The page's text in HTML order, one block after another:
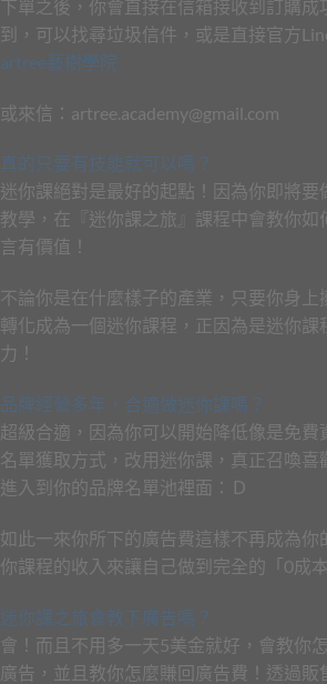
下單之後，你會直接在信箱接收到訂購成
到，可以找尋垃圾信件，或是直接官方
artree藝樹學院
或來信：artree.academy@gmail.com
真的只要有技能就可以嗎？
迷你課絕對是最好的起點！因為你即將要
教學，在『迷你課之旅』課程中會教你如
言有價值！
不論你是在什麼樣子的產業，只要你身上
轉化成為一個迷你課程，正因為是迷你課
力！
品牌經營多年，合適做迷你課嗎？
超級合適，因為你可以開始降低像是免費
名單獲取方式，改用迷你課，真正召喚喜
進入到你的品牌名單池裡面：Ｄ
如此一來你所下的廣告費這樣不再成為你
你課程的收入來讓自己做到完全的「0成本
迷你課之旅會教下廣告嗎？
會！而且不用多一天5美金就好，會教你
廣告，並且教你怎麼賺回廣告費！透過販